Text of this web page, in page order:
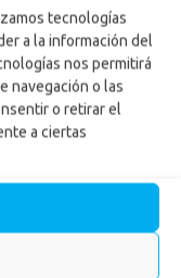
tecnologías
a la información del
nos permitirá
navegación o las
o retirar el
a ciertas